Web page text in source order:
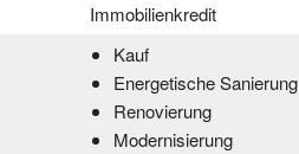
Immobilienkredit
Kauf
Energetische Sanierung
Renovierung
Modernisierung